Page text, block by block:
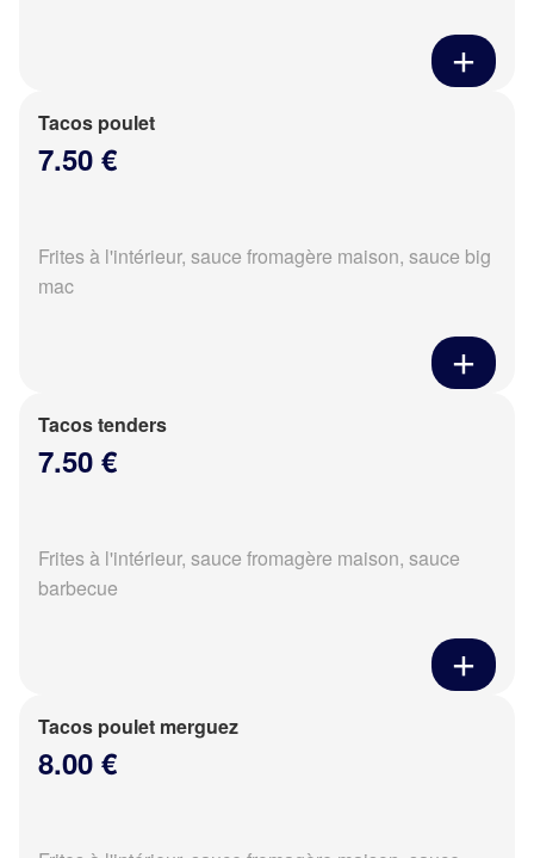
Tacos poulet
7.50 €
Frites à l'intérieur, sauce fromagère maison, sauce big
mac
Tacos tenders
7.50 €
Frites à l'intérieur, sauce fromagère maison, sauce
barbecue
Tacos poulet merguez
8.00 €